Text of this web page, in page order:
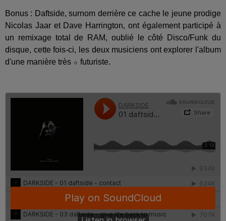
Bonus : Daftside, surnom derrière ce cache le jeune prodige
Nicolas Jaar et Dave Harrington, ont également participé à
un remixage total de RAM, oublié le côté Disco/Funk du
disque, cette fois-ci, les deux musiciens ont explorer l'album
d'une manière très ⬦ futuriste.